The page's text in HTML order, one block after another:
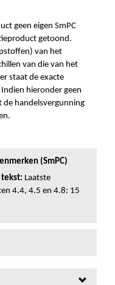
geen eigen SmPC
getoond.
van het
van die van het
staat de exacte
hieronder geen
handelsvergunning
(SmPC)
tekst: Laatste
4.4, 4.5 en 4.8: 15